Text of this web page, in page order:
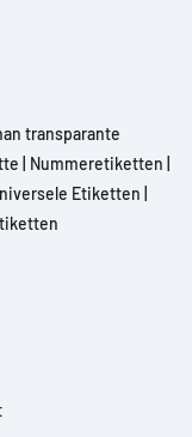
transparante
Nummeretiketten
Etiketten